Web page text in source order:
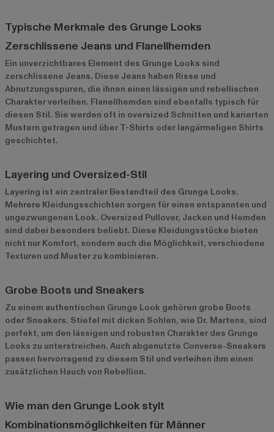
Typische Merkmale des Grunge Looks
Zerschlissene Jeans und Flanellhemden
Ein unverzichtbares Element des Grunge Looks sind
zerschlissene Jeans. Diese Jeans haben Risse und
Abnutzungsspuren, die ihnen einen lässigen und rebellischen
Charakter verleihen. Flanellhemden sind ebenfalls typisch für
diesen Stil. Sie werden oft in oversized Schnitten und karierten
Mustern getragen und über T-Shirts oder langärmeligen Shirts
geschichtet.
Layering und Oversized-Stil
Layering ist ein zentraler Bestandteil des Grunge Looks.
Mehrere Kleidungsschichten sorgen für einen entspannten und
ungezwungenen Look. Oversized Pullover, Jacken und Hemden
sind dabei besonders beliebt. Diese Kleidungsstücke bieten
nicht nur Komfort, sondern auch die Möglichkeit, verschiedene
Texturen und Muster zu kombinieren.
Grobe Boots und Sneakers
Zu einem authentischen Grunge Look gehören grobe Boots
oder Sneakers. Stiefel mit dicken Sohlen, wie Dr. Martens, sind
perfekt, um den lässigen und robusten Charakter des Grunge
Looks zu unterstreichen. Auch abgenutzte Converse-Sneakers
passen hervorragend zu diesem Stil und verleihen ihm einen
zusätzlichen Hauch von Rebellion.
Wie man den Grunge Look stylt
Kombinationsmöglichkeiten für Männer